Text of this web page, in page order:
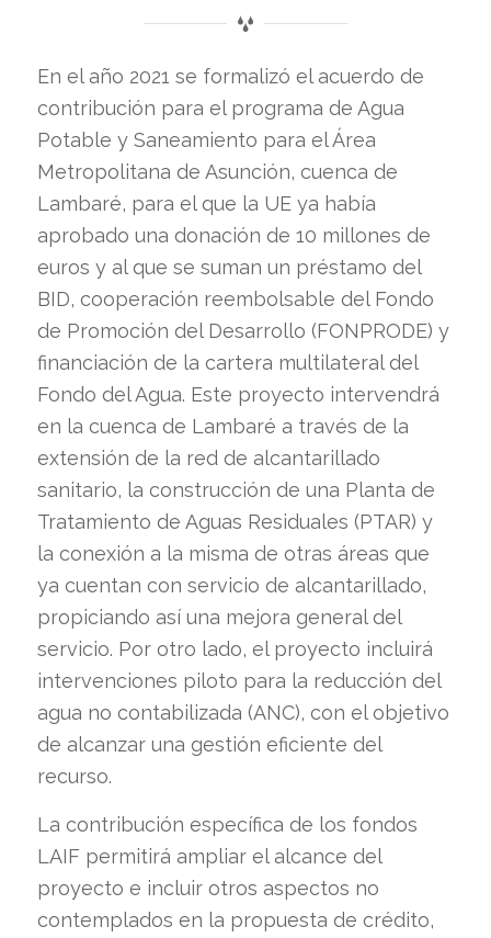
En el año 2021 se formalizó el acuerdo de
contribución para el programa de Agua
Potable y Saneamiento para el Área
Metropolitana de Asunción, cuenca de
Lambaré, para el que la UE ya había
aprobado una donación de 10 millones de
euros y al que se suman un préstamo del
BID, cooperación reembolsable del Fondo
de Promoción del Desarrollo (FONPRODE) y
financiación de la cartera multilateral del
Fondo del Agua. Este proyecto intervendrá
en la cuenca de Lambaré a través de la
extensión de la red de alcantarillado
sanitario, la construcción de una Planta de
Tratamiento de Aguas Residuales (PTAR) y
la conexión a la misma de otras áreas que
ya cuentan con servicio de alcantarillado,
propiciando así una mejora general del
servicio. Por otro lado, el proyecto incluirá
intervenciones piloto para la reducción del
agua no contabilizada (ANC), con el objetivo
de alcanzar una gestión eficiente del
recurso.
La contribución específica de los fondos
LAIF permitirá ampliar el alcance del
proyecto e incluir otros aspectos no
contemplados en la propuesta de crédito,